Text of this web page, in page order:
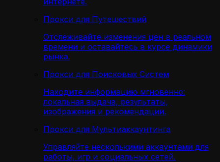
Прокси для Путешествий
Отслеживайте изменения цен в реальном
времени и оставайтесь в курсе динамики
рынка.
Прокси для Поисковых Систем
Находите информацию мгновенно:
локальная выдача, результаты,
изображения и рекомендации.
Прокси для Мультиаккаунтинга
Управляйте несколькими аккаунтами для
работы, игр и социальных сетей.